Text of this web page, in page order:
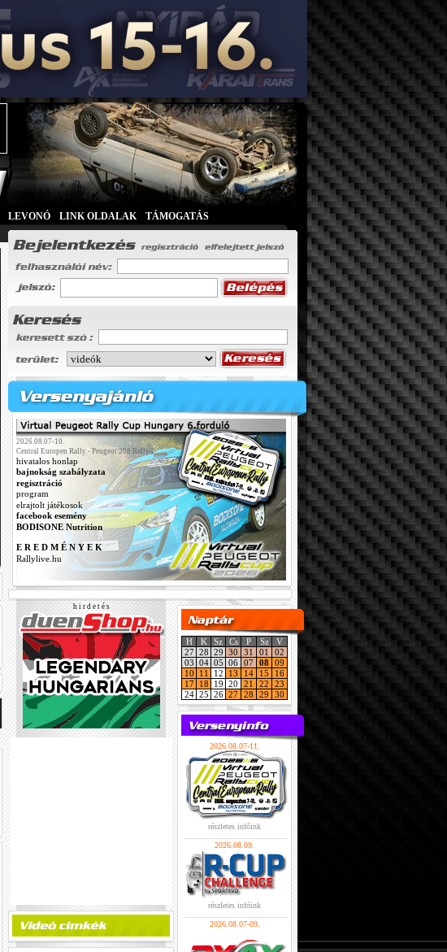
LEVONÓ LINK OLDALAK TÁMOGATÁS
2026.08.07-10.
Central Europen Rally - Peugeot 208 Rally4
hivatalos honlap
bajnokság szabályzata
regisztráció
program
elrajtolt játékosok
facebook esemény
BODISONE Nutrition
E R E D M É N Y E K
Rallylive.hu
h i r d e t é s
H K Sz Cs P Sz
V
27 28 29 30 31 01
02
03 04 05 06 07 08 09
10
11 12 13 14 15
16
17
18 19 20 21 22
23
24 25 26 27 28 29 30
2026.08.07-11.
részletes infóink
2026.08.09.
részletes infóink
2026.08.07-09.